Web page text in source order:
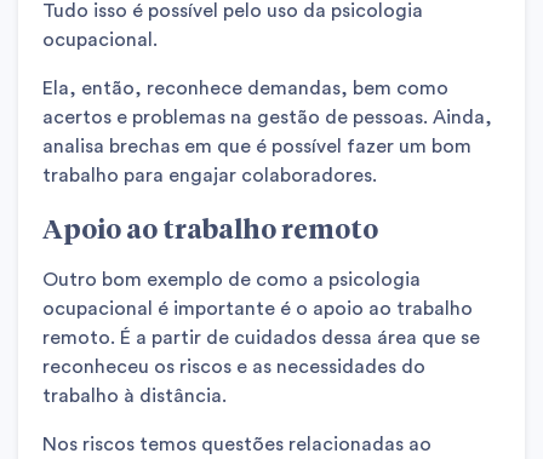
Tudo isso é possível pelo uso da psicologia
ocupacional.
Ela, então, reconhece demandas, bem como
acertos e problemas na gestão de pessoas. Ainda,
analisa brechas em que é possível fazer um bom
trabalho para engajar colaboradores.
Apoio ao trabalho remoto
Outro bom exemplo de como a psicologia
ocupacional é importante é o apoio ao trabalho
remoto. É a partir de cuidados dessa área que se
reconheceu os riscos e as necessidades do
trabalho à distância.
Nos riscos temos questões relacionadas ao